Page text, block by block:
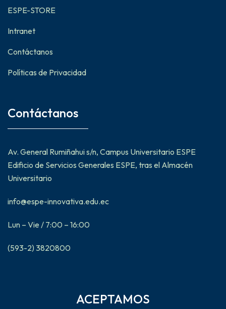
ESPE-STORE
Intranet
Contáctanos
Políticas de Privacidad
Contáctanos
Av. General Rumiñahui s/n, Campus Universitario ESPE
Edificio de Servicios Generales ESPE, tras el Almacén
Universitario
info@espe-innovativa.edu.ec
Lun – Vie / 7:00 – 16:00
(593-2) 3820800
ACEPTAMOS